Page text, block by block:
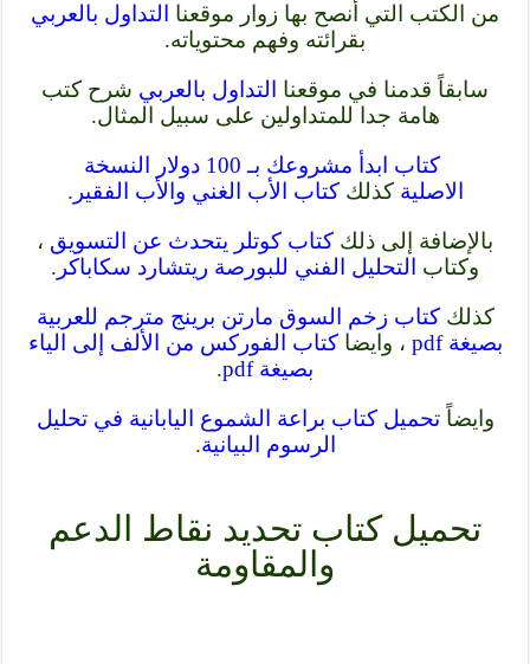
من الكتب التي أنصح بها زوار موقعنا التداول بالعربي
بقرائته وفهم محتوياته.
سابقاً قدمنا في موقعنا
التداول بالعربي شرح كتب
هامة جدا للمتداولين على سبيل المثال.
كتاب ابدأ مشروعك بـ 100 دولار النسخة
الاصلية كذلككتاب الأب الغني والأب الفقير .
بالإضافة إلى ذلك كتاب كوتلر يتحدث عن التسويق ،
وكتاب
التحليل الفني للبورصة ريتشارد سكاباكر .
كذلك كتاب زخم السوق مارتن برينج مترجم للعربية
بصيغة pdf
، وايضا كتاب الفوركس من الألف إلى الياء
بصيغة pdf
.
وايضاًتحميل كتاب براعة الشموع اليابانية في تحليل
الرسوم البيانية.
تحميل كتاب تحديد نقاط الدعم
والمقاومة